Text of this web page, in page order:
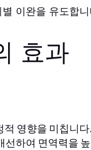
이완을 유도합
효과
영향을 미칩니
하여 면역력을